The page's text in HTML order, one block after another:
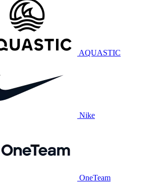
AQUASTIC
Nike
OneTeam